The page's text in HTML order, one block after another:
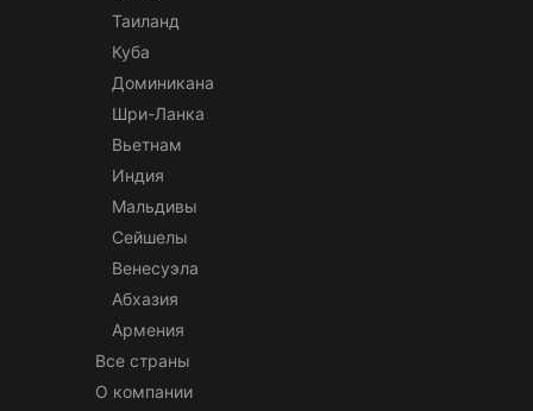
Таиланд
Куба
Доминикана
Шри-Ланка
Вьетнам
Индия
Мальдивы
Сейшелы
Венесуэла
Абхазия
Армения
Все страны
О компании